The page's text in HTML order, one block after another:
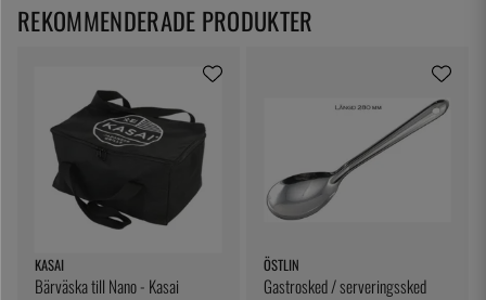
KASAI
Bärväska till Nano - Kasai
ÖSTLIN
Gastrosked / serveringssked
REKOMMENDERADE PRODUKTER